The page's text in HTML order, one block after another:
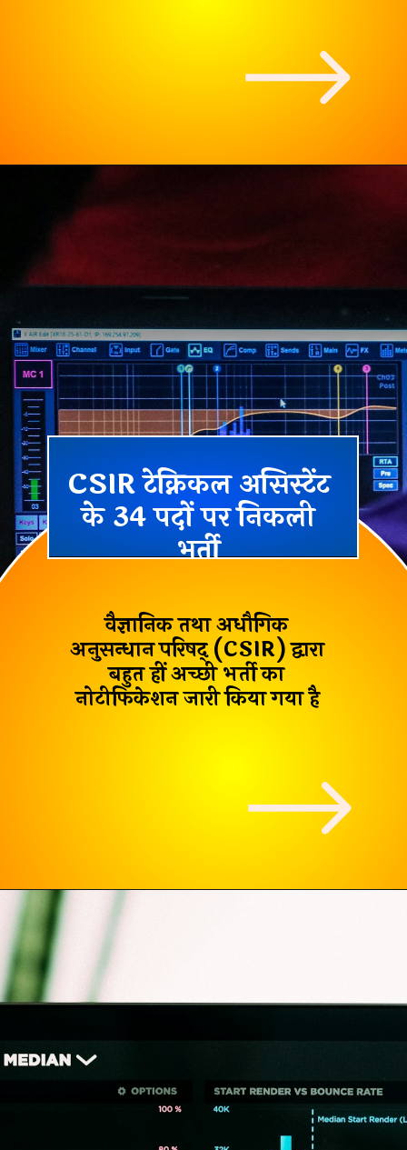
CSIR टेक्निकल असिस्टेंट
के 34 पदों पर निकली
भर्ती
वैज्ञानिक तथा अधौगिक
अनुसन्धान परिषद् (CSIR)द्वारा
बहुत हीं अच्छी भर्ती का
नोटीफिकेशन जारी किया गया है